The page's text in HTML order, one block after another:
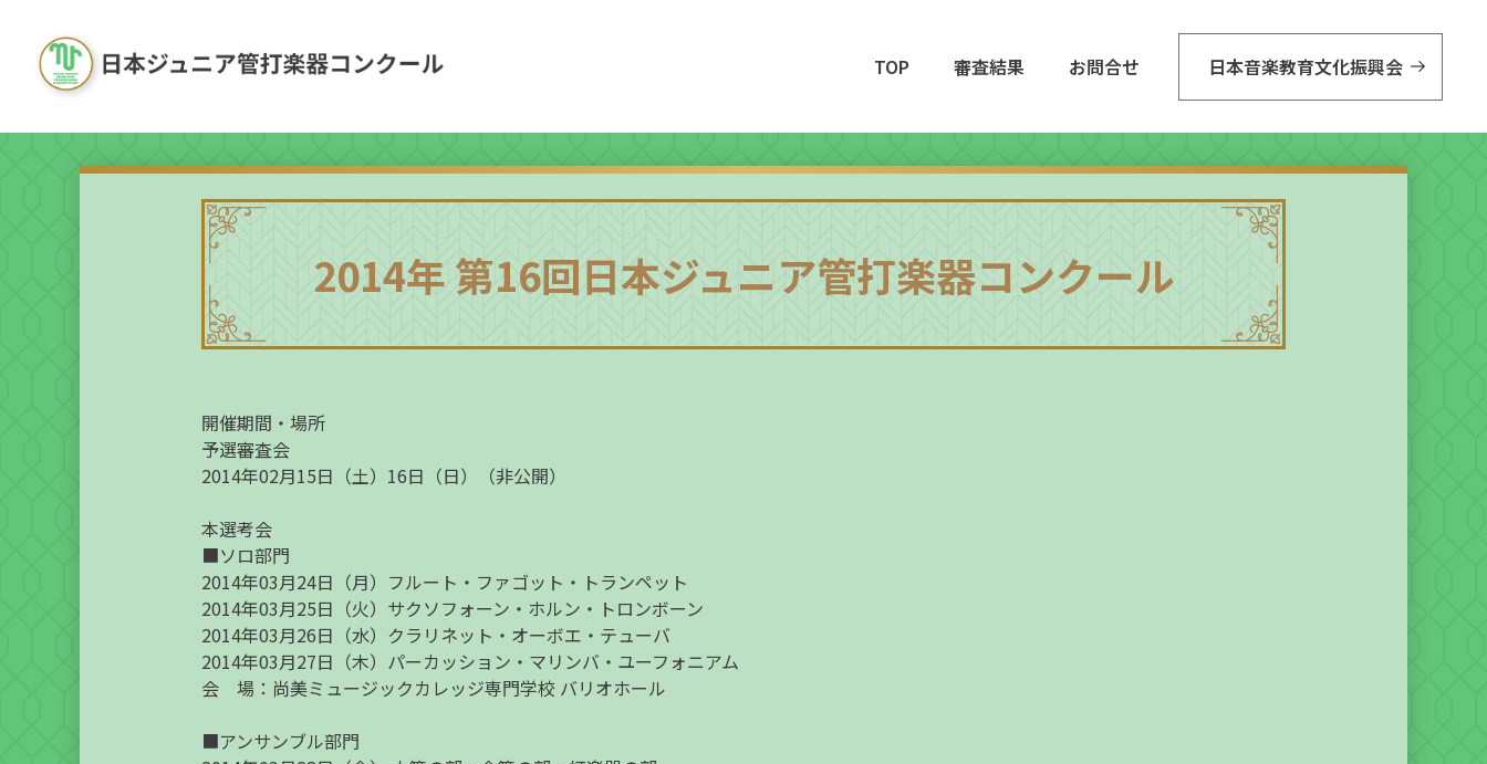
TOP 審査結果 お問合せ 日本音楽教育文化振興会
2014年 第16回日本ジュニア管打楽器コンクール
開催期間・場所
予選審査会
2014年02月15日（土）16日（日）（非公開）
本選考会
■ソロ部門
2014年03月24日（月）フルート・ファゴット・トランペット
2014年03月25日（火）サクソフォーン・ホルン・トロンボーン
2014年03月26日（水）クラリネット・オーボエ・テューバ
2014年03月27日（木）パーカッション・マリンバ・ユーフォニアム
会 場：尚美ミュージックカレッジ専門学校 バリオホール
■アンサンブル部門